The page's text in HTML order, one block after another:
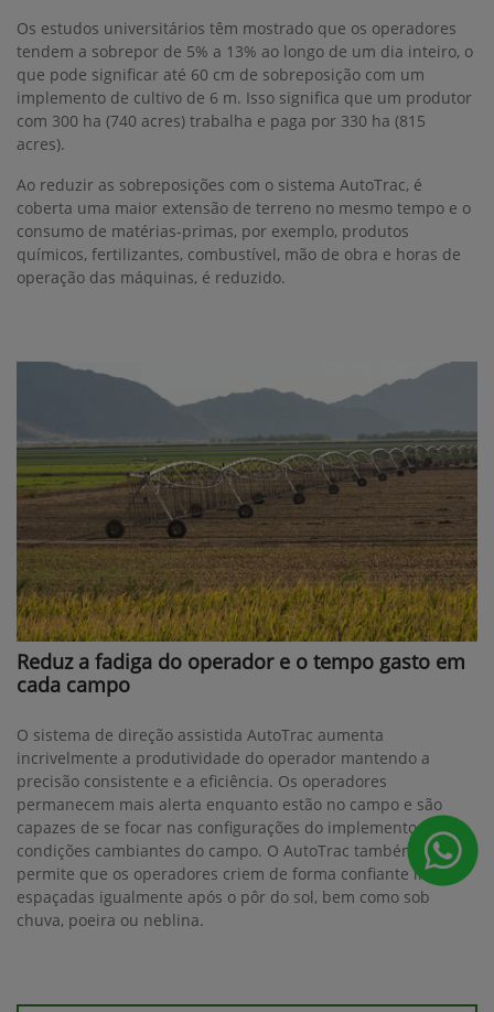
Os estudos universitários têm mostrado que os operadores
tendem a sobrepor de 5% a 13% ao longo de um dia inteiro, o
que pode significar até 60 cm de sobreposição com um
implemento de cultivo de 6 m. Isso significa que um produtor
com 300 ha (740 acres) trabalha e paga por 330 ha (815
acres).
Ao reduzir as sobreposições com o sistema AutoTrac, é
coberta uma maior extensão de terreno no mesmo tempo e o
consumo de matérias-primas, por exemplo, produtos
químicos, fertilizantes, combustível, mão de obra e horas de
operação das máquinas, é reduzido.
Reduz a fadiga do operador e o tempo gasto em
cada campo
O sistema de direção assistida AutoTrac aumenta
incrivelmente a produtividade do operador mantendo a
precisão consistente e a eficiência. Os operadores
permanecem mais alerta enquanto estão no campo e são
capazes de se focar nas configurações do implemento e nas
condições cambiantes do campo. O AutoTrac também
permite que os operadores criem de forma confiante linhas
espaçadas igualmente após o pôr do sol, bem como sob
chuva, poeira ou neblina.